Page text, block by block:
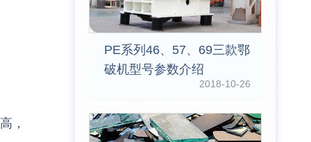
，
PE系列46、57、69三款鄂
破机型号参数介绍
2018-10-26